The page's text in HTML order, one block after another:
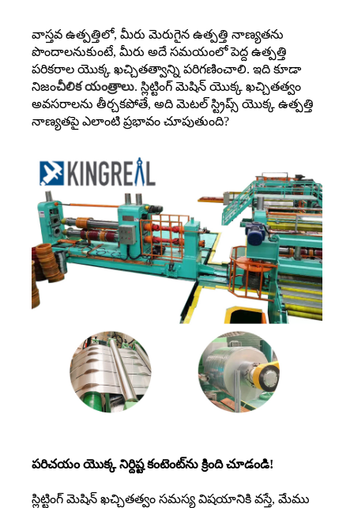
వాస్తవ ఉత్పత్తిలో, మీరు మెరుగైన ఉత్పత్తి నాణ్యతను
పొందాలనుకుంటే, మీరు అదే సమయంలో పెద్ద ఉత్పత్తి
పరికరాల యొక్క ఖచ్చితత్వాన్ని పరిగణించాలి. ఇది కూడా
నిజంచీలిక యంత్రాలు. స్లిట్టింగ్ మెషిన్ యొక్క ఖచ్చితత్వం
అవసరాలను తీర్చకపోతే, అది మెటల్ స్ట్రిప్స్ యొక్క ఉత్పత్తి
నాణ్యతపై ఎలాంటి ప్రభావం చూపుతుంది?
పరిచయం యొక్క నిర్దిష్ట కంటెంట్‌ను క్రింది చూడండి!
స్లిట్టింగ్ మెషిన్ ఖచ్చితత్వం సమస్య విషయానికి వస్తే, మేము